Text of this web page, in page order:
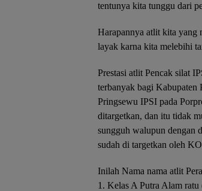
tentunya kita tunggu dari
Harapannya atlit kita yang
layak karna kita melebihi
Prestasi atlit Pencak silat
terbanyak bagi
Pringsewu IPSI pada
ditargetkan, dan itu tidak
sungguh walupun dengan
sudah di targetkan oleh
Inilah Nama nama atlit
1. Kelas A Putra Alam ratu